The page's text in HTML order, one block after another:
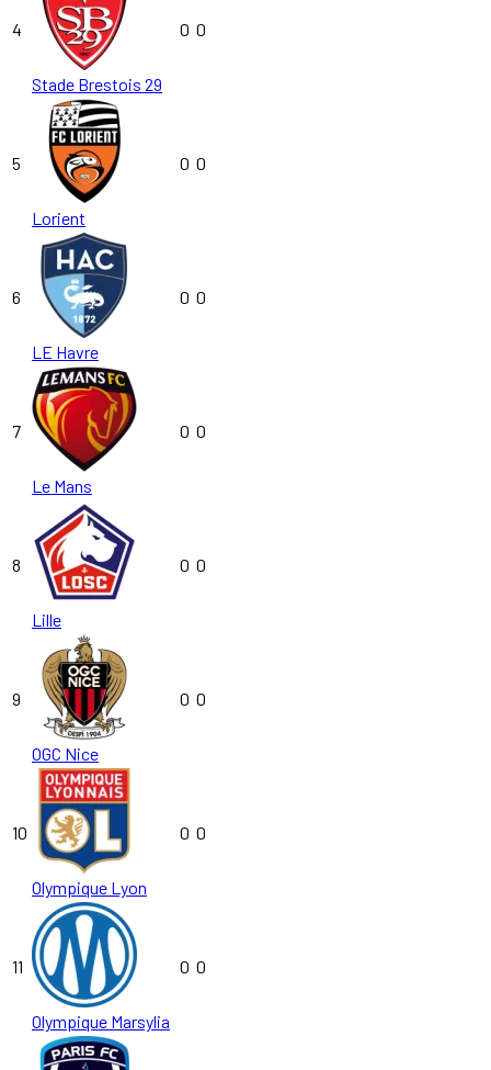
4
Stade Brestois 29
0 0
5
Lorient
0 0
6
LE Havre
0 0
7
Le Mans
0 0
8
Lille
0 0
9
OGC Nice
0 0
10
Olympique Lyon
0 0
11
Olympique Marsylia
0 0